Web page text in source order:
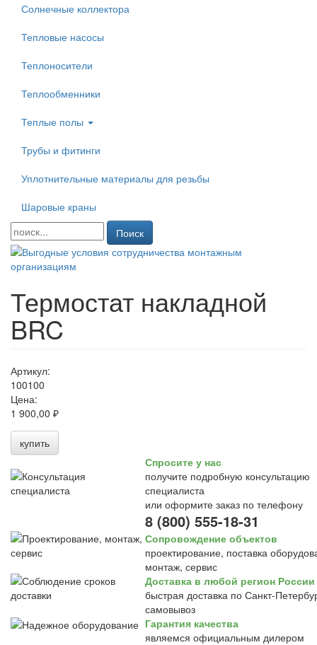
Солнечные коллектора
Тепловые насосы
Теплоносители
Теплообменники
Теплые полы
Трубы и фитинги
Уплотнительные материалы для резьбы
Шаровые краны
Поиск
Термостат накладной
BRC
Артикул:
100100
Цена:
1 900,00 ₽
купить
Спросите у нас
получите подробную консультацию
специалиста
или оформите заказ по телефону
8 (800) 555-18-31
Сопровождение объектов
проектирование, поставка
монтаж, сервис
Доставка в любой регион России
быстрая доставка по Санкт-
самовывоз
Гарантия качества
являемся официальным дилером